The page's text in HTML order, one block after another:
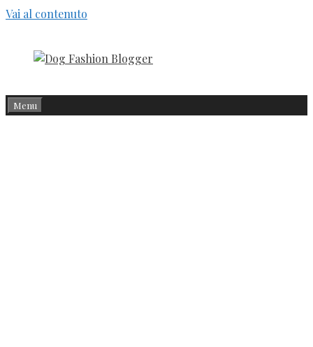
Vai al contenuto
Menu